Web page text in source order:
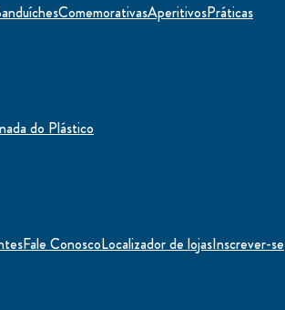
ComemorativasAperitivosPráticas
do Plástico
Fale ConoscoLocalizador de lojasInscrever-se